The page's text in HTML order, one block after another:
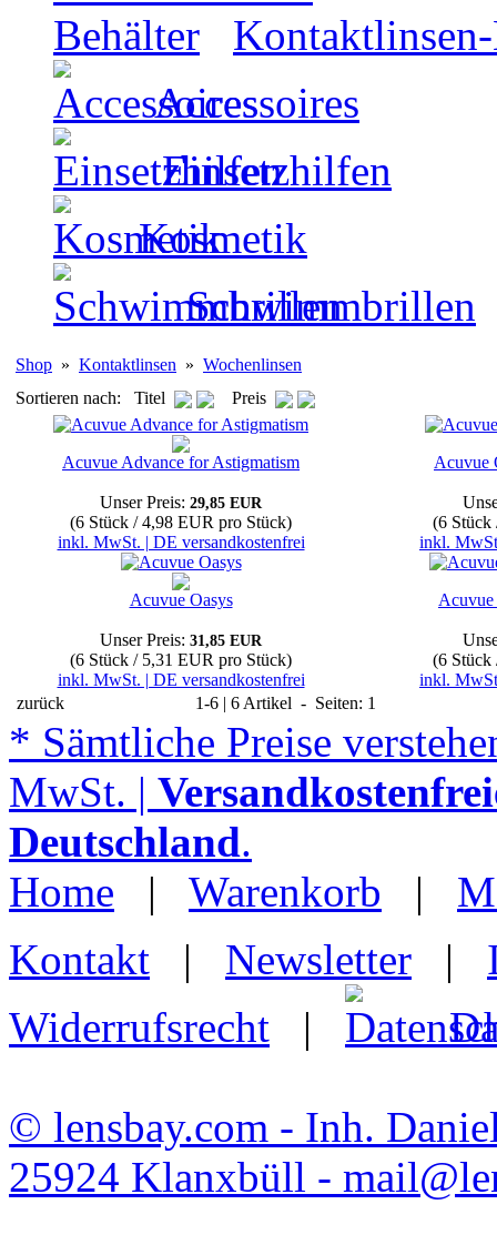
Accessoires
Einsetzhilfen
Kosmetik
Schwimmbrillen
Shop » Kontaktlinsen » Wochenlinsen
Sortieren nach: Titel
Preis
Acuvue Advance for Astigmatism
Unser Preis: 29,85 EUR
(6 Stück / 4,98 EUR pro Stück)
inkl. MwSt. | DE versandkostenfrei
Acuvue
(6 Stück
inkl.
Acuvue Oasys
Unser Preis: 31,85 EUR
(6 Stück / 5,31 EUR pro Stück)
inkl. MwSt. | DE versandkostenfrei
Acuvue
(6 Stück
inkl.
zurück
1-6 | 6 Artikel - Seiten: 1
* Sämtliche Preise
MwSt. |
Deutschland.
Home | Warenkorb |
Kontakt | Newsletter |
Widerrufsrecht |
© lensbay.com - Inh.
25924 Klanxbüll -